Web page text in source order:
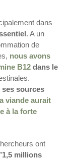
dans
. A un
de
nous avons
B12 dans le
ses sources
viande aurait
à la forte
ont
millions